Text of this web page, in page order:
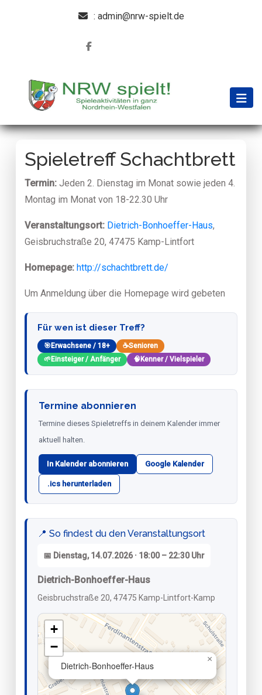
: admin@nrw-spielt.de
Spieletreff Schachtbrett
Termin: Jeden 2. Dienstag im Monat sowie jeden 4.
Montag im Monat von 18-22.30 Uhr
Veranstaltungsort: Dietrich-Bonhoeffer-Haus,
Geisbruchstraße 20, 47475 Kamp-Lintfort
Homepage: http://schachtbrett.de/
Um Anmeldung über die Homepage wird gebeten
Für wen ist dieser Treff?
🎯 Erwachsene / 18+ ☕Senioren
🌱 Einsteiger / Anfänger 🧠 Kenner / Vielspieler
Termine abonnieren
Termine dieses Spieletreffs in deinem Kalender immer
aktuell halten.
In Kalender abonnieren Google Kalender
.ics herunterladen
📍 So findest du den Veranstaltungsort
📅 Dienstag, 14.07.2026 · 18:00 – 22:30 Uhr
Dietrich-Bonhoeffer-Haus
Geisbruchstraße 20, 47475 Kamp-Lintfort-Kamp
Dietrich-Bonhoeffer-Haus
×
+
−